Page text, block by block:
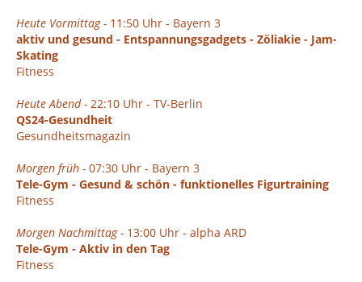
Heute Vormittag - 11:50 Uhr - Bayern 3
aktiv und gesund - Entspannungsgadgets - Zöliakie - Jam-
Skating
Fitness
Heute Abend - 22:10 Uhr - TV-Berlin
QS24-Gesundheit
Gesundheitsmagazin
Morgen früh - 07:30 Uhr - Bayern 3
Tele-Gym - Gesund & schön - funktionelles Figurtraining
Fitness
Morgen Nachmittag - 13:00 Uhr - alpha ARD
Tele-Gym - Aktiv in den Tag
Fitness